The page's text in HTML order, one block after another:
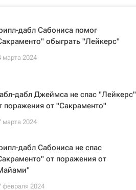
дабл Сабониса помог
обыграть "Лейкерс"
марта 2024
дабл Джеймса не спас "Лейкерс"
поражения от "Сакраменто"
марта 2024
дабл Сабониса не спас
от поражения от
февраля 2024